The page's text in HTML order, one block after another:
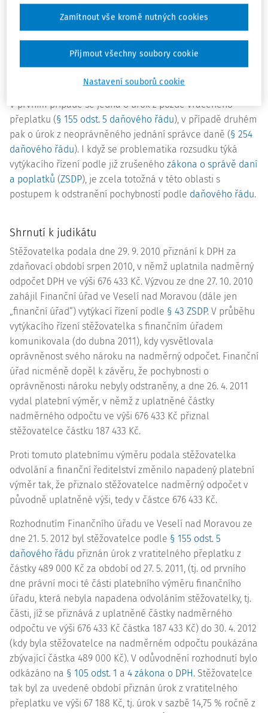
odmítají respektovat, protože jsou nekvalitní. K některým
aspektům těchto názorů se dostaneme v dalších
judikátech, z „Kordárny“ je nutno dále upozornit na
skutečnost, že rozlišuje úrok v případě, kdy je nárok na
odpočet uznán již u finančního úřadu, od úroku, kdy je
přiznán až na základě odvolání proti platebnímu výměru.
V prvním případě se jedná o úrok z pozdě vráceného
přeplatku (§ 155 odst. 5 daňového řádu), v případě druhém
pak o úrok z neoprávněného jednání správce daně (§ 254
daňového řádu). I když se problematika rozsudku týká
vytýkacího řízení podle již zrušeného zákona o správě daní
a poplatků (ZSDP), je zcela totožná v této oblasti s
postupem k odstranění pochybností podle daňového řádu.
Shrnutí k judikátu
Stěžovatelka podala dne 29. 9. 2010 přiznání k DPH za
zdaňovací období srpen 2010, v němž uplatnila nadměrný
odpočet DPH ve výši 676 433 Kč. Výzvou ze dne 27. 10. 2010
zahájil Finanční úřad ve Veselí nad Moravou (dále jen
„finanční úřad“) vytýkací řízení podle § 43 ZSDP. V průběhu
vytýkacího řízení stěžovatelka s finančním úřadem
komunikovala (do dubna 2011), kdy vysvětlovala
oprávněnost svého nároku na nadměrný odpočet. Finanční
úřad nicméně dopěl k závěru, že pochybnosti o
oprávněnosti nároku nebyly odstraněny, a dne 26. 4. 2011
vydal platební výměr, v němž z uplatněné částky
nadměrného odpočtu ve výši 676 433 Kč přiznal
stěžovatelce částku 187 433 Kč.
Proti tomuto platebnímu výměru podala stěžovatelka
odvolání a finanční ředitelství změnilo napadený platební
výměr tak, že přiznalo stěžovatelce nadměrný odpočet v
původně uplatněné výši, tedy v částce 676 433 Kč.
Rozhodnutím Finančního úřadu ve Veselí nad Moravou ze
dne 21. 5. 2012 byl stěžovatelce podle § 155 odst. 5
daňového řádu přiznán úrok z vratitelného přeplatku z
částky 489 000 Kč za období od 27. 5. 2011, (tj. od prvního
dne právní moci té části platebního výměru finančního
úřadu, která nebyla napadena odvoláním stěžovatelky, tj.
části, jíž se přiznává z uplatněné částky nadměrného
odpočtu ve výši 676 433 Kč částka 187 433 Kč) do 30. 4. 2012
(kdy byla stěžovatelce na nadměrném odpočtu poukázána
zbývající částka 489 000 Kč). V odůvodnění rozhodnutí bylo
odkázáno na § 105 odst. 1 a 4 zákona o DPH. Stěžovatelce
tak byl za uvedené období přiznán úrok z vratitelného
přeplatku ve výši 67 188 Kč, tj. úrok v sazbě 14,75 % ročně z
Nastavení souborů cookie
Zamítnout vše kromě nutných cookies
Přijmout všechny soubory cookie